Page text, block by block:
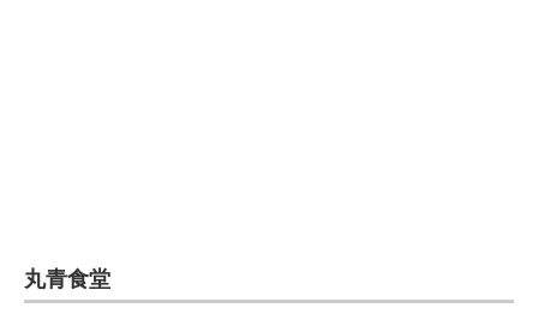
エネルギーの専門メディア
丸青食堂